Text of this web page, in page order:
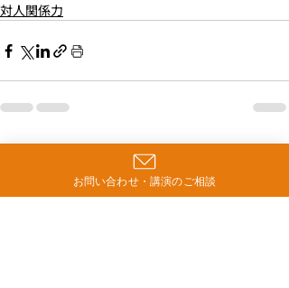
対人関係力
お問い合わせ・講演のご相談